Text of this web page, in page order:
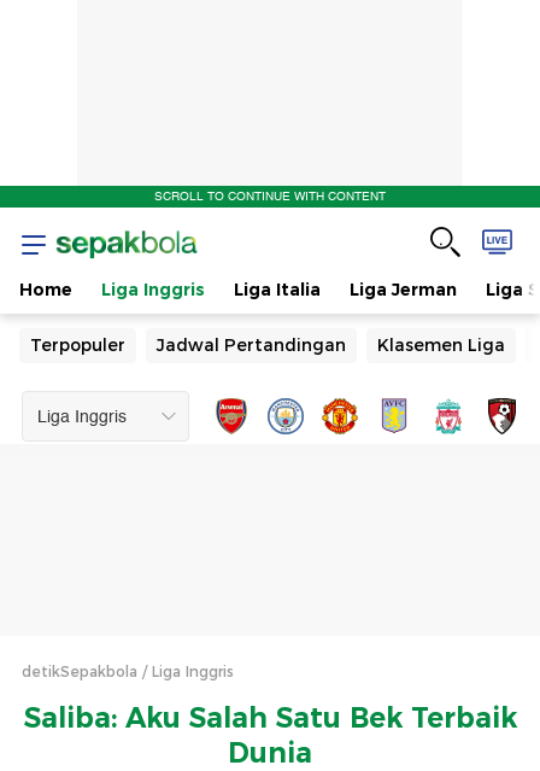
SCROLL TO CONTINUE WITH CONTENT
Home Liga Inggris Liga Italia Liga Jerman Liga
Terpopuler Jadwal Pertandingan Klasemen Liga
detikSepakbola Liga Inggris
Saliba: Aku Salah Satu Bek Terbaik
Dunia